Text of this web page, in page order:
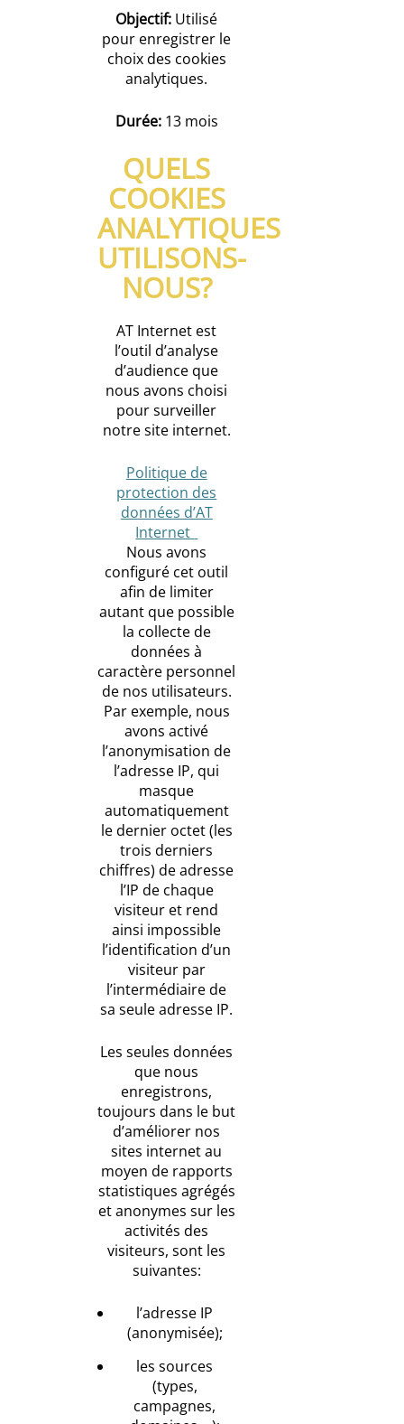
Objectif: Utilisé
pour enregistrer le
choix des cookies
analytiques.
Durée:13 mois
QUELS
COOKIES
ANALYTIQUES
UTILISONS-
NOUS?
AT Internet est
l’outil d’analyse
d’audience que
nous avons choisi
pour surveiller
notre site internet.
Politique de
protection des
données d’AT
Internet
Nous avons
configuré cet outil
afin de limiter
autant que possible
la collecte de
données à
caractère personnel
de nos utilisateurs.
Par exemple, nous
avons activé
l’anonymisation de
l’adresse IP, qui
masque
automatiquement
le dernier octet (les
trois derniers
chiffres) de adresse
l’IP de chaque
visiteur et rend
ainsi impossible
l’identification d’un
visiteur par
l’intermédiaire de
sa seule adresse IP.
Les seules données
que nous
enregistrons,
toujours dans le but
d’améliorer nos
sites internet au
moyen de rapports
statistiques agrégés
et anonymes sur les
activités des
visiteurs, sont les
suivantes:
l’adresse IP
(anonymisée);
les sources
(types,
campagnes,